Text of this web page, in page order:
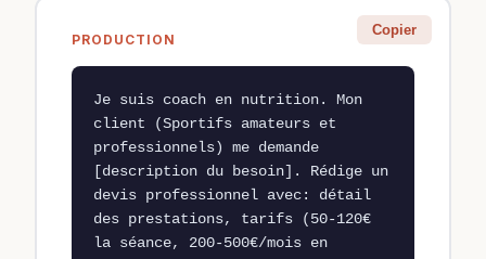
PRODUCTION
Copier
Je suis coach en nutrition. Mon
client (Sportifs amateurs et
professionnels) me demande
[description du besoin]. Rédige un
devis professionnel avec: détail
des prestations, tarifs (50-120€
la séance, 200-500€/mois en